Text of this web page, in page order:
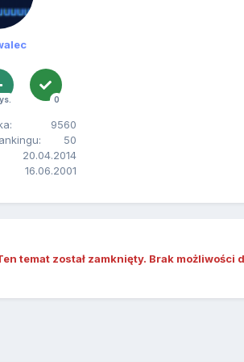
0
9560
50
20.04.2014
16.06.2001
temat został zamknięty. Brak możliwości